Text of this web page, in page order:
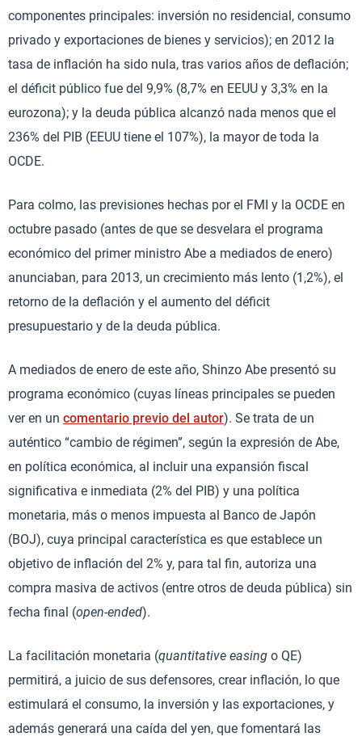
componentes principales: inversión no residencial, consumo
privado y exportaciones de bienes y servicios); en 2012 la
tasa de inflación ha sido nula, tras varios años de deflación;
el déficit público fue del 9,9% (8,7% en EEUU y 3,3% en la
eurozona); y la deuda pública alcanzó nada menos que el
236% del PIB (EEUU tiene el 107%), la mayor de toda la
OCDE.
Para colmo, las previsiones hechas por el FMI y la OCDE en
octubre pasado (antes de que se desvelara el programa
económico del primer ministro Abe a mediados de enero)
anunciaban, para 2013, un crecimiento más lento (1,2%), el
retorno de la deflación y el aumento del déficit
presupuestario y de la deuda pública.
A mediados de enero de este año, Shinzo Abe presentó su
programa económico (cuyas líneas principales se pueden
ver en un comentario previo del autor). Se trata de un
auténtico “cambio de régimen”, según la expresión de Abe,
en política económica, al incluir una expansión fiscal
significativa e inmediata (2% del PIB) y una política
monetaria, más o menos impuesta al Banco de Japón
(BOJ), cuya principal característica es que establece un
objetivo de inflación del 2% y, para tal fin, autoriza una
compra masiva de activos (entre otros de deuda pública) sin
fecha final (open-ended).
La facilitación monetaria (quantitative easing o QE)
permitirá, a juicio de sus defensores, crear inflación, lo que
estimulará el consumo, la inversión y las exportaciones, y
además generará una caída del yen, que fomentará las